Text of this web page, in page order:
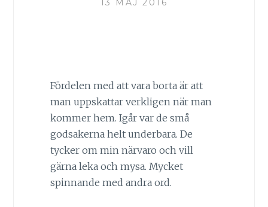
13 MAJ 2016
Fördelen med att vara borta är att
man uppskattar verkligen när man
kommer hem. Igår var de små
godsakerna helt underbara. De
tycker om min närvaro och vill
gärna leka och mysa. Mycket
spinnande med andra ord.